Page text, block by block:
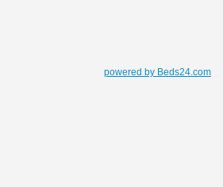
powered by Beds24.com